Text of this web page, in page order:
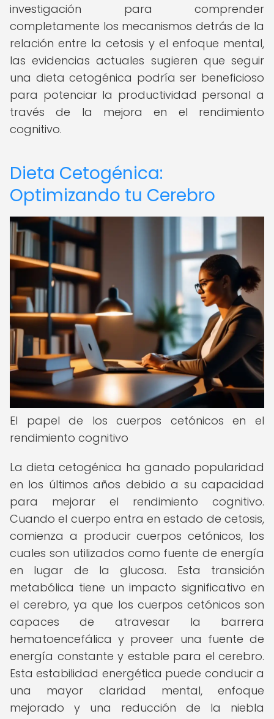
investigación para comprender
completamente los mecanismos detrás de la
relación entre la cetosis y el enfoque mental,
las evidencias actuales sugieren que seguir
una dieta cetogénica podría ser beneficioso
para potenciar la productividad personal a
través de la mejora en el rendimiento
cognitivo.
Dieta Cetogénica:
Optimizando tu Cerebro
El papel de los cuerpos cetónicos en el
rendimiento cognitivo
La dieta cetogénica ha ganado popularidad
en los últimos años debido a su capacidad
para mejorar el rendimiento cognitivo.
Cuando el cuerpo entra en estado de cetosis,
comienza a producir cuerpos cetónicos, los
cuales son utilizados como fuente de energía
en lugar de la glucosa. Esta transición
metabólica tiene un impacto significativo en
el cerebro, ya que los cuerpos cetónicos son
capaces de atravesar la barrera
hematoencefálica y proveer una fuente de
energía constante y estable para el cerebro.
Esta estabilidad energética puede conducir a
una mayor claridad mental, enfoque
mejorado y una reducción de la niebla